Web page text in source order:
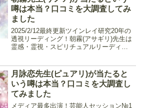
詳細情報 占術霊感・...
噂は本当？口コミを大調査してみ
ました
2025/2/12最終更新ツインレイ研究20年の
透視リーディング！朝霧(アサギリ)先生は
霊感・霊視・スピリチュアルリーディン
えてくれるので、現状をどう進展させる
のか、自...
月詠恋先生(ピュアリ)が当たると
いう噂は本当？口コミを大調査し
てみました
メディア最多出演！芸能人セッション№1